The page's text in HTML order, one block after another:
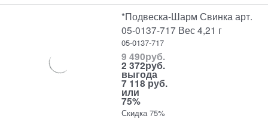
*Подвеска-Шарм Свинка арт.
05-0137-717 Вес 4,21 г
05-0137-717
9 490руб.
2 372руб.
выгода
7 118 руб.
или
75%
Скидка 75%